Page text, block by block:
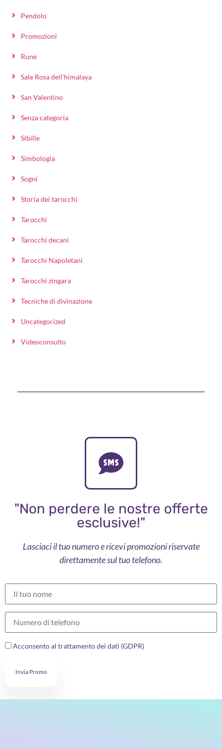
Pendolo
Promozioni
Rune
Sale Rosa dell'himalaya
San Valentino
Senza categoria
Sibille
Simbologia
Sogni
Storia dei tarocchi
Tarocchi
Tarocchi decani
Tarocchi Napoletani
Tarocchi zingara
Tecniche di divinazione
Uncategorized
Videoconsulto
"Non perdere le nostre offerte
esclusive!"
Lasciaci il tuo numero e ricevi promozioni riservate
direttamente sul tuo telefono.
Acconsento al trattamento dei dati (GDPR)
Invia Promo